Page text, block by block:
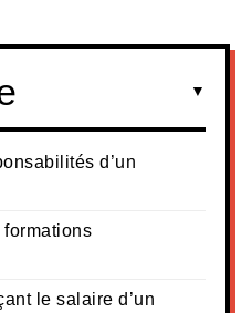
d’un
le salaire d’un